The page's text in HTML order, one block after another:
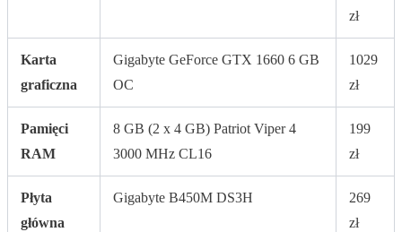
zł
Karta
graficzna
Gigabyte GeForce GTX 1660 6 GB
OC
1029
zł
Pamięci
RAM
8 GB (2 x 4 GB) Patriot Viper 4
3000 MHz CL16
199
zł
Płyta
główna
Gigabyte B450M DS3H
269
zł